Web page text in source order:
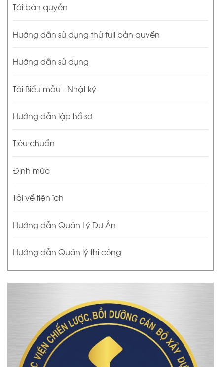
Tái bản quyền
Hướng dẫn sử dụng thử full bản quyền
Hướng dẫn sử dụng
Tải Biểu mẫu - Nhật ký
Hướng dẫn lập hồ sơ
Tiêu chuẩn
Định mức
Tải về tiện ích
Hướng dẫn Quản Lý Dự Án
Hướng dẫn Quản lý thi công